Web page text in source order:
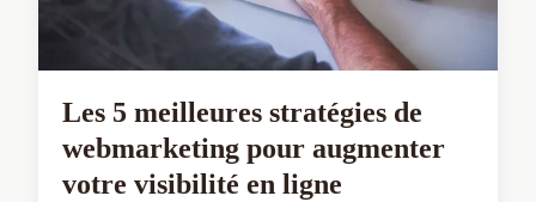
Les 5 meilleures stratégies de
webmarketing pour augmenter
votre visibilité en ligne